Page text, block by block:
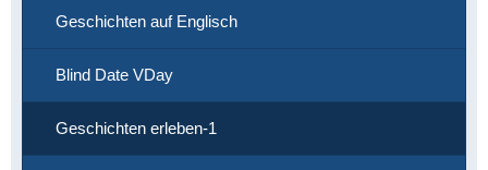
Geschichten auf Englisch
Blind Date VDay
Geschichten erleben-1